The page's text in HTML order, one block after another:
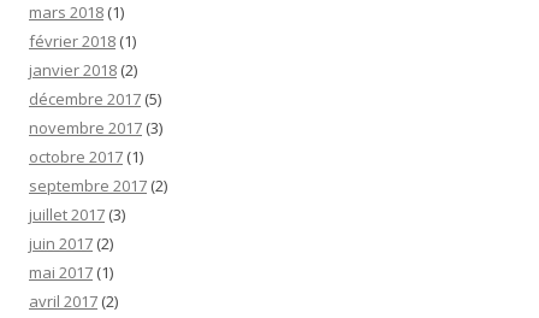
mars 2018 (1)
février 2018 (1)
janvier 2018 (2)
décembre 2017 (5)
novembre 2017 (3)
octobre 2017 (1)
septembre 2017 (2)
juillet 2017 (3)
juin 2017 (2)
mai 2017 (1)
avril 2017 (2)